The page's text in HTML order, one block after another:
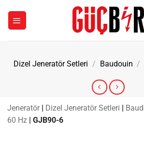
Dizel Jeneratör Setleri / Baudouin /
Jeneratör | Dizel Jeneratör Setleri |
60 Hz | GJB90-6